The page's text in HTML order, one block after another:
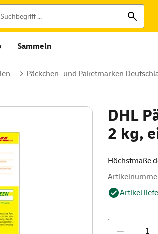
Sammeln
Päckchen- und Paketmarken
DHL
2 kg,
Höchstmaße
Artikel